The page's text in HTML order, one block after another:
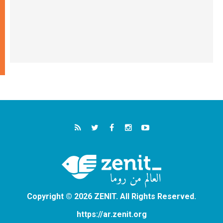
Copyright © 2026 ZENIT. All Rights Reserved.
https://ar.zenit.org